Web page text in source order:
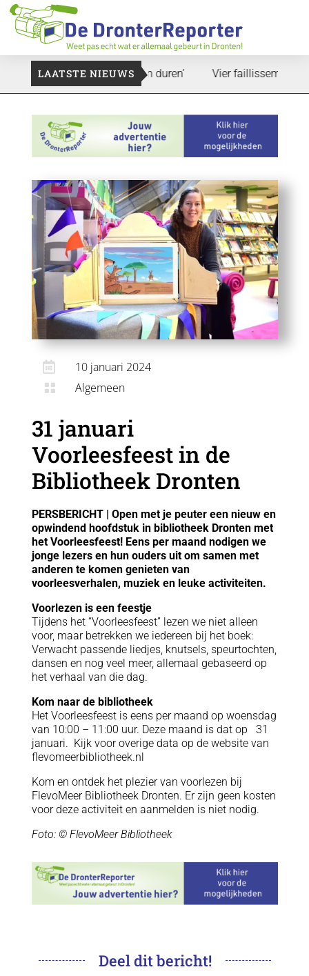
LAATSTE NIEUWS
zal ook nog wel even duren’ Vier faillissementen in
 10 januari 2024
 Algemeen
31 januari
Voorleesfeest in de
Bibliotheek Dronten
PERSBERICHT | Open met je peuter een nieuw en
opwindend hoofdstuk in bibliotheek Dronten met
het Voorleesfeest! Eens per maand nodigen we
jonge lezers en hun ouders uit om samen met
anderen te komen genieten van
voorleesverhalen, muziek en leuke activiteiten.
Voorlezen is een feestje
Tijdens het “Voorleesfeest” lezen we niet alleen
voor, maar betrekken we iedereen bij het boek:
Verwacht passende liedjes, knutsels, speurtochten,
dansen en nog veel meer, allemaal gebaseerd op
het verhaal van die dag.
Kom naar de bibliotheek
Het Voorleesfeest is eens per maand op woensdag
van 10:00 – 11:00 uur. Deze maand is dat op 31
januari. Kijk voor overige data op de website van
flevomeerbibliotheek.nl
Kom en ontdek het plezier van voorlezen bij
FlevoMeer Bibliotheek Dronten. Er zijn geen kosten
voor deze activiteit en aanmelden is niet nodig.
Foto: © FlevoMeer Bibliotheek
Deel dit bericht!